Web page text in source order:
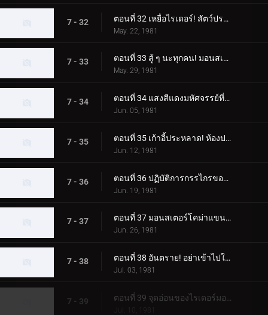
7 - 32 ตอนที่ 32 เหยื่อไรเดอร์! สัตว์ประหลาดเบ็ดตกปลาปรากฏตัว
May. 22, 1981
7 - 33 ตอนที่ 33 สู้ ๆ นะทุกคน! มอนสเตอร์ RC ที่น่ากลัว
May. 29, 1981
7 - 34 ตอนที่ 34 แสงสีแดงมหัศจรรย์ที่มาซารุค้นพบ
Jun. 05, 1981
7 - 35 ตอนที่ 35 เก้าอี้ประหลาด! ห้องประหาร!
Jun. 12, 1981
7 - 36 ตอนที่ 36 ปฏิบัติการกรรไกรของกรรไกรสัตว์ประหลาด!!
Jun. 19, 1981
7 - 37 ตอนที่ 37 มอนสเตอร์โคม่าแขนใหญ่! เดธแมตช์ที่ประภาคาร!!
Jun. 26, 1981
7 - 38 ตอนที่ 38 อันตราย! อย่าเข้าไปในที่ที่มีมอนสเตอร์ตู้เย็นอยู่!!
Jul. 03, 1981
7 - 39
Jul. 10, 1981